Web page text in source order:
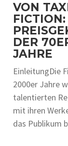
VON
DER
JAHRE
EinleitungDie
2000er Jahre
talentierten
mit ihren
das Publikum